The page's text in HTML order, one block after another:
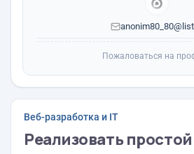
Пожаловаться на
Веб-разработка и IT
Реализовать